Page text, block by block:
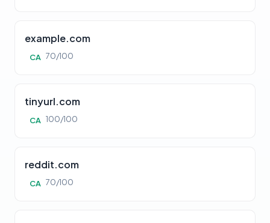
example.com
CA 70/100
tinyurl.com
CA 100/100
reddit.com
CA 70/100